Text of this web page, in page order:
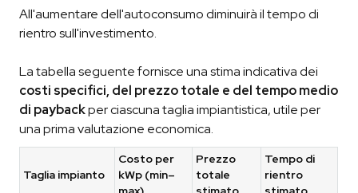
All'aumentare dell'autoconsumo diminuirà il tempo di
rientro sull'investimento.
La tabella seguente fornisce una stima indicativa dei
costi specifici, del prezzo totale e del tempo medio
di paybackper ciascuna taglia impiantistica, utile per
una prima valutazione economica.
Taglia impianto
Costo per
kWp (min–
Prezzo
totale
Tempo di
rientro